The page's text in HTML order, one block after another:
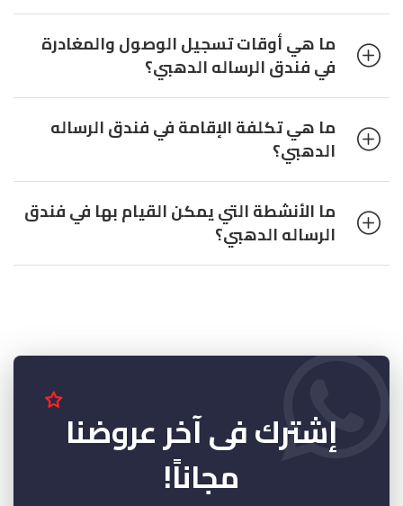
ما هي أوقات تسجيل الوصول والمغادرة
في فندق الرساله الدهبي؟
ما هي تكلفة الإقامة في فندق الرساله
الدهبي؟
ما الأنشطة التي يمكن القيام بها في فندق
الرساله الدهبي؟
إشترك فى آخر عروضنا
مجاناً!